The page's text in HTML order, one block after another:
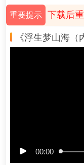
重要提示 下载后
《浮生梦山海
00:00